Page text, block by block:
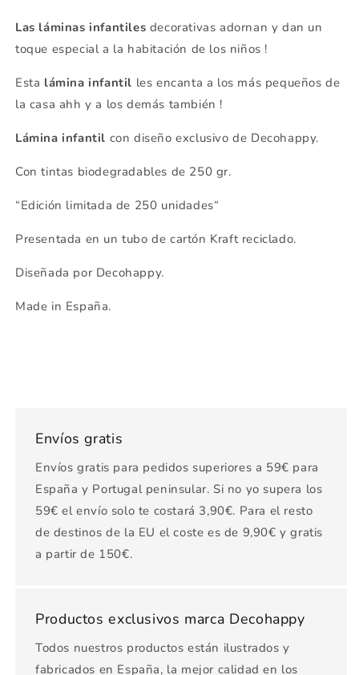
Las láminas infantiles decorativas adornan y dan un
toque especial a la habitación de los niños !
Esta lámina infantil les encanta a los más pequeños de
la casa ahh y a los demás también !
Lámina infantil con diseño exclusivo de Decohappy.
Con tintas biodegradables de 250 gr.
“Edición limitada de 250 unidades“
Presentada en un tubo de cartón Kraft reciclado.
Diseñada por Decohappy.
Made in España.
Envíos gratis
Envíos gratis para pedidos superiores a 59€ para
España y Portugal peninsular. Si no yo supera los
59€ el envío solo te costará 3,90€. Para el resto
de destinos de la EU el coste es de 9,90€ y gratis
a partir de 150€.
Productos exclusivos marca Decohappy
Todos nuestros productos están ilustrados y
fabricados en España, la mejor calidad en los